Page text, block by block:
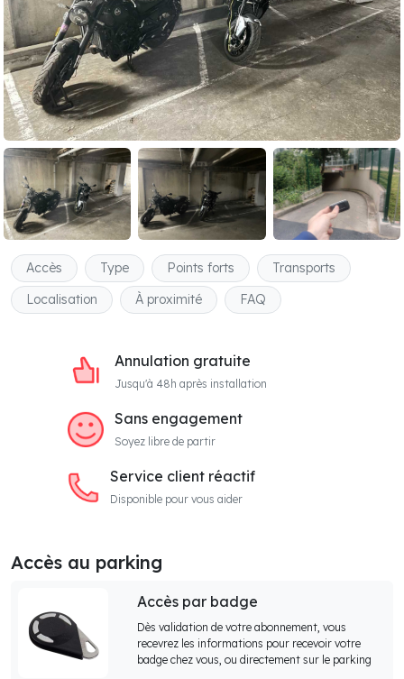
Accès Type Points forts
Transports
Localisation
À proximité FAQ
Annulation gratuite
Jusqu'à 48h après installation
Sans engagement
Soyez libre de partir
Service client réactif
Disponible pour vous aider
Accès au parking
Accès par badge
Dès validation de votre abonnement, vous
recevrez les informations pour recevoir votre
badge chez vous, ou directement sur le parking